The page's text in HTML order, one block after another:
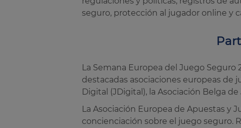
seguro, protección al jugador online y
La Semana Europea del Juego
destacadas asociaciones europeas de
Digital (JDigital), la Asociación Belga
La Asociación Europea de Apuestas y
concienciación sobre el juego seguro.